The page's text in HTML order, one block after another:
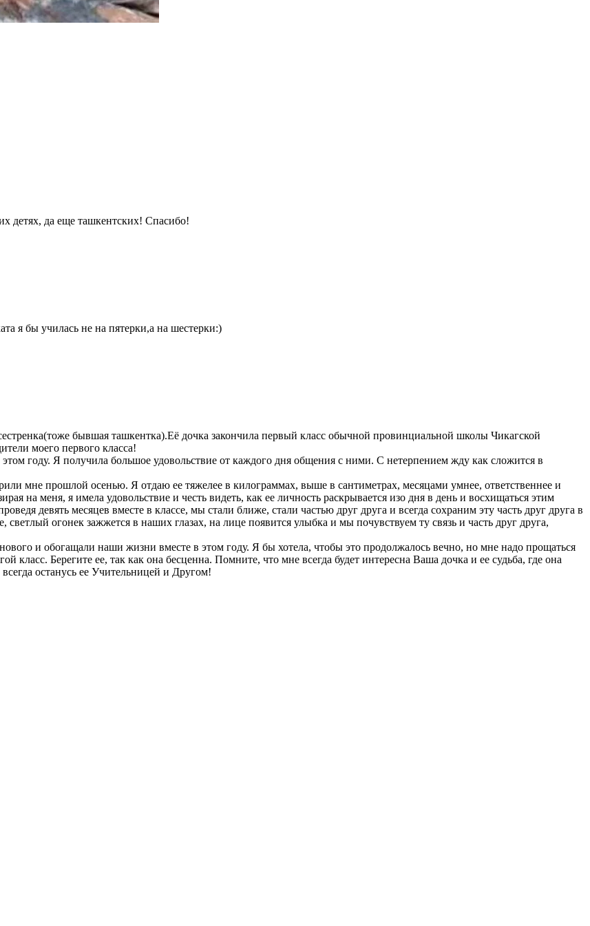
детях, да еще ташкентских! Спасибо!
я бы училась не на пятерки,а на шестерки:)
бывшая ташкентка).Её дочка закончила первый класс обычной провинциальной школы Чикагской
моего первого класса!
году. Я получила большое удовольствие от каждого дня общения с ними. С нетерпением жду как сложится в
мне прошлой осенью. Я отдаю ее тяжелее в килограммах, выше в сантиметрах, месяцами умнее, ответственнее и
на меня, я имела удовольствие и честь видеть, как ее личность раскрывается изо дня в день и восхищаться этим
девять месяцев вместе в классе, мы стали ближе, стали частью друг друга и всегда сохраним эту часть друг друга в
светлый огонек зажжется в наших глазах, на лице появится улыбка и мы почувствуем ту связь и часть друг друга,
и обогащали наши жизни вместе в этом году. Я бы хотела, чтобы это продолжалось вечно, но мне надо прощаться
класс. Берегите ее, так как она бесценна. Помните, что мне всегда будет интересна Ваша дочка и ее судьба, где она
останусь ее Учительницей и Другом!